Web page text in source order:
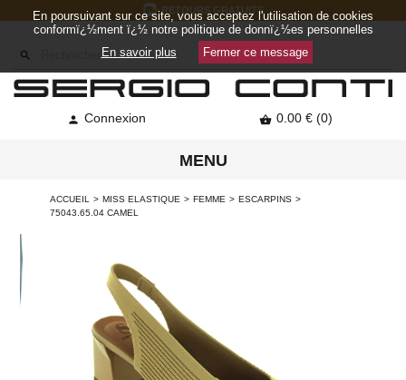
RETOURS GRATUITS

 Connexion  0.00 € (0)
MENU
ACCUEIL MISS ELASTIQUE FEMME
ESCARPINS
75043.65.04 CAMEL
En poursuivant sur ce site, vous acceptez l'utilisation de cookies
conformï¿½ment ï¿½ notre politique de donnï¿½es personnelles
En savoir plus
Fermer ce message